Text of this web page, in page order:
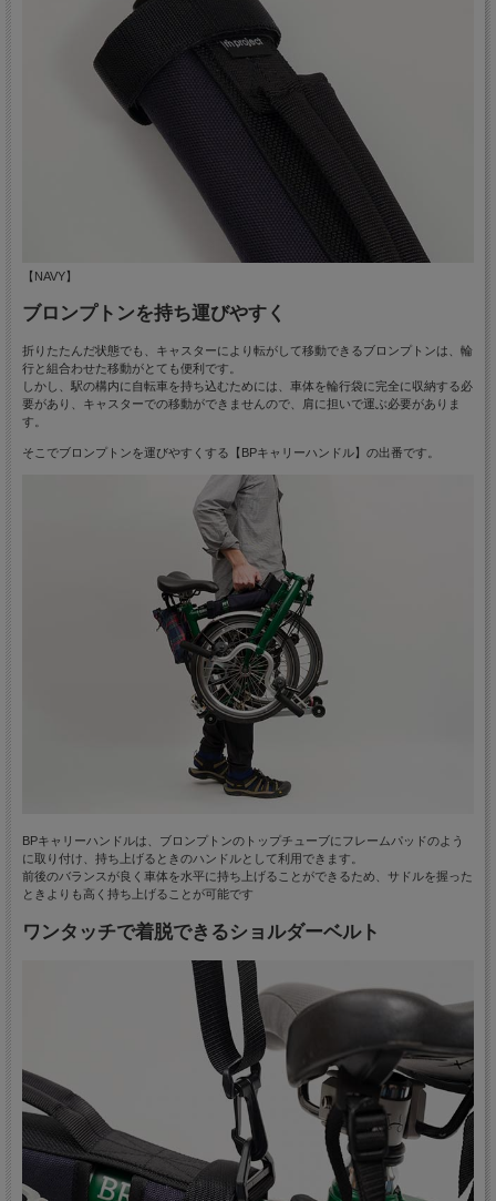
【NAVY】
ブロンプトンを持ち運びやすく
折りたたんだ状態でも、キャスターにより転がして移動できるブロンプトンは、輪
行と組合わせた移動がとても便利です。
しかし、駅の構内に自転車を持ち込むためには、車体を輪行袋に完全に収納する必
要があり、キャスターでの移動ができませんので、肩に担いで運ぶ必要がありま
す。
そこでブロンプトンを運びやすくする【BPキャリーハンドル】の出番です。
BPキャリーハンドルは、ブロンプトンのトップチューブにフレームパッドのよう
に取り付け、持ち上げるときのハンドルとして利用できます。
前後のバランスが良く車体を水平に持ち上げることができるため、サドルを握った
ときよりも高く持ち上げることが可能です
ワンタッチで着脱できるショルダーベルト